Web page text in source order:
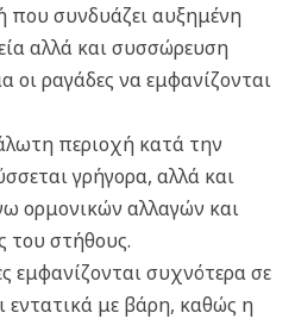
που συνδυάζει αυξημένη
αλλά και συσσώρευση
οι ραγάδες να εμφανίζονται
περιοχή κατά την
γρήγορα, αλλά και
ορμονικών αλλαγών και
του στήθους.
εμφανίζονται συχνότερα σε
με βάρη, καθώς η